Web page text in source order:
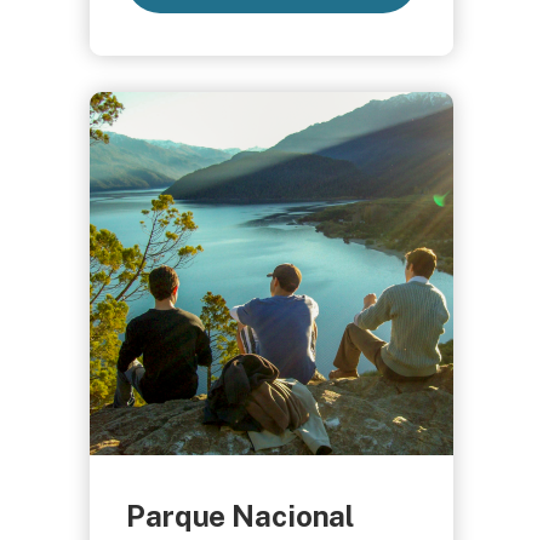
Parque Nacional